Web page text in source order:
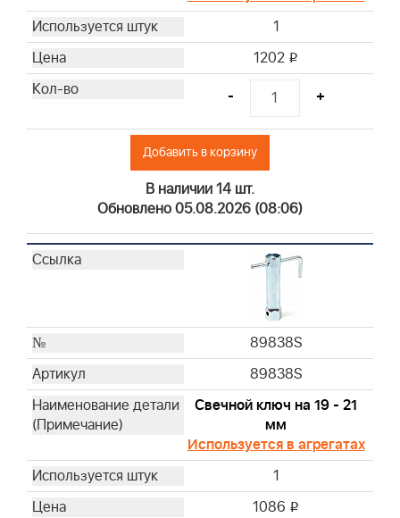
1
1202 i
- +
Добавить в корзину
В наличии 14 шт.
Обновлено 05.08.2026 (08:06)
89838S
89838S
Свечной ключ на 19 - 21
мм
Используется в агрегатах
1
1086 i